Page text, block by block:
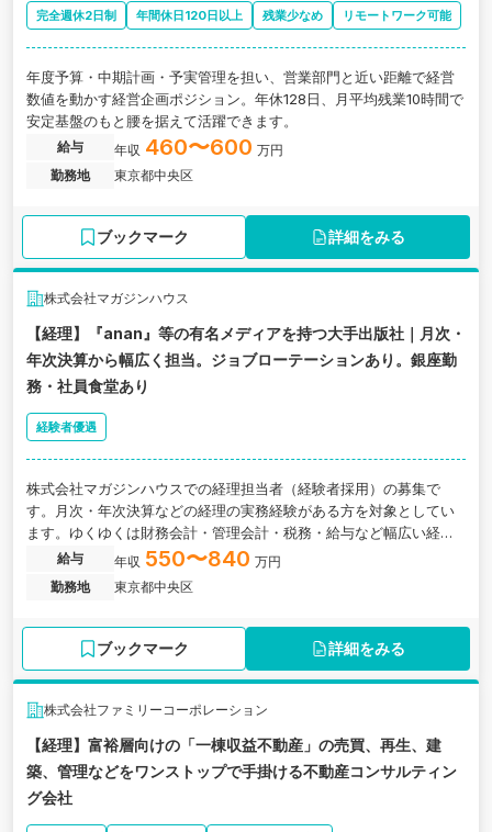
完全週休2日制 年間休日120日以上 残業少なめ リモートワーク可能
年度予算・中期計画・予実管理を担い、営業部門と近い距離で経営
数値を動かす経営企画ポジション。年休128日、月平均残業10時間で
安定基盤のもと腰を据えて活躍できます。
給与 年収 460〜600 万円
勤務地
東京都中央区
ブックマーク 詳細をみる
株式会社マガジンハウス
【経理】『anan』等の有名メディアを持つ大手出版社｜月次・
年次決算から幅広く担当。ジョブローテーションあり。銀座勤
務・社員食堂あり
経験者優遇
株式会社マガジンハウスでの経理担当者（経験者採用）の募集で
す。月次・年次決算などの経理の実務経験がある方を対象としてい
ます。ゆくゆくは財務会計・管理会計・税務・給与など幅広い経験
を積める環境です。実績や経験を考慮の上、正社員または契約社員
として採用されます。社員食堂などの福利厚生も用意されていま
す。応募締め切りは2026年6月15日です。
給与 年収 550〜840 万円
勤務地
東京都中央区
ブックマーク 詳細をみる
株式会社ファミリーコーポレーション
【経理】富裕層向けの「一棟収益不動産」の売買、再生、建
築、管理などをワンストップで手掛ける不動産コンサルティン
グ会社